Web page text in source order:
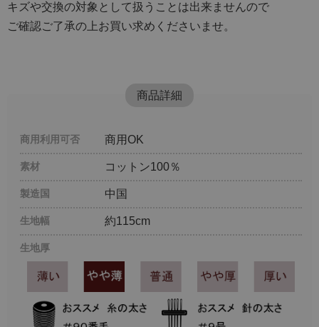
キズや交換の対象として扱うことは出来ませんので
ご確認ご了承の上お買い求めくださいませ。
商品詳細
商用利用可否 商用OK
素材 コットン100％
製造国 中国
生地幅 約115cm
生地厚